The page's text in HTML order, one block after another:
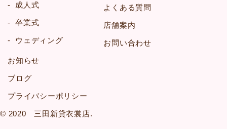
成人式
卒業式
ウェディング
よくある質問
店舗案内
お問い合わせ
お知らせ
ブログ
プライバシーポリシー
© 2020 三田新貸衣裳店.